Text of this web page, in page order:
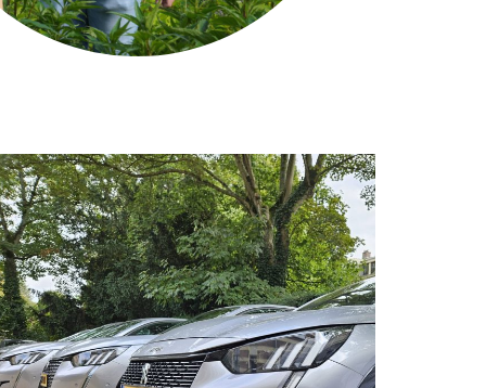
Zuinig met energie
Doel tussen 2017 en 2030 90% van onze
uitstoot reduceren.
13 van de 13 bedrijfsauto’s zijn 100%
elektrisch.
Overige 195.000 elektrische km van grijs
naar groen in 2026.
In 2024 10 zonnepanelen geplaatst op ons
kantoor.